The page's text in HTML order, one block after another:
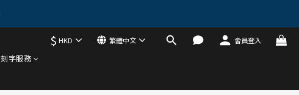
$ HKD 繁體中文 會員登入
字服務